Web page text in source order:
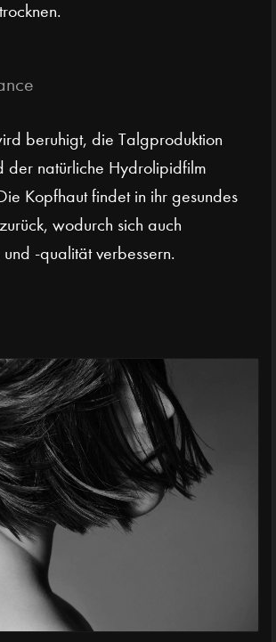
beruhigt, die Talgproduktion
der natürliche Hydrolipidfilm
Kopfhaut findet in ihr gesundes
wodurch sich auch
-qualität verbessern.